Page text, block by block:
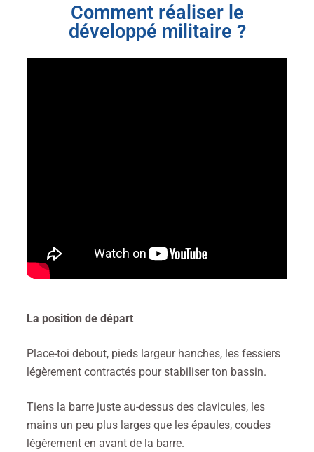
Comment réaliser le
développé militaire ?
La position de départ
Place-toi debout, pieds largeur hanches, les fessiers
légèrement contractés pour stabiliser ton bassin.
Tiens la barre juste au-dessus des clavicules, les
mains un peu plus larges que les épaules, coudes
légèrement en avant de la barre.